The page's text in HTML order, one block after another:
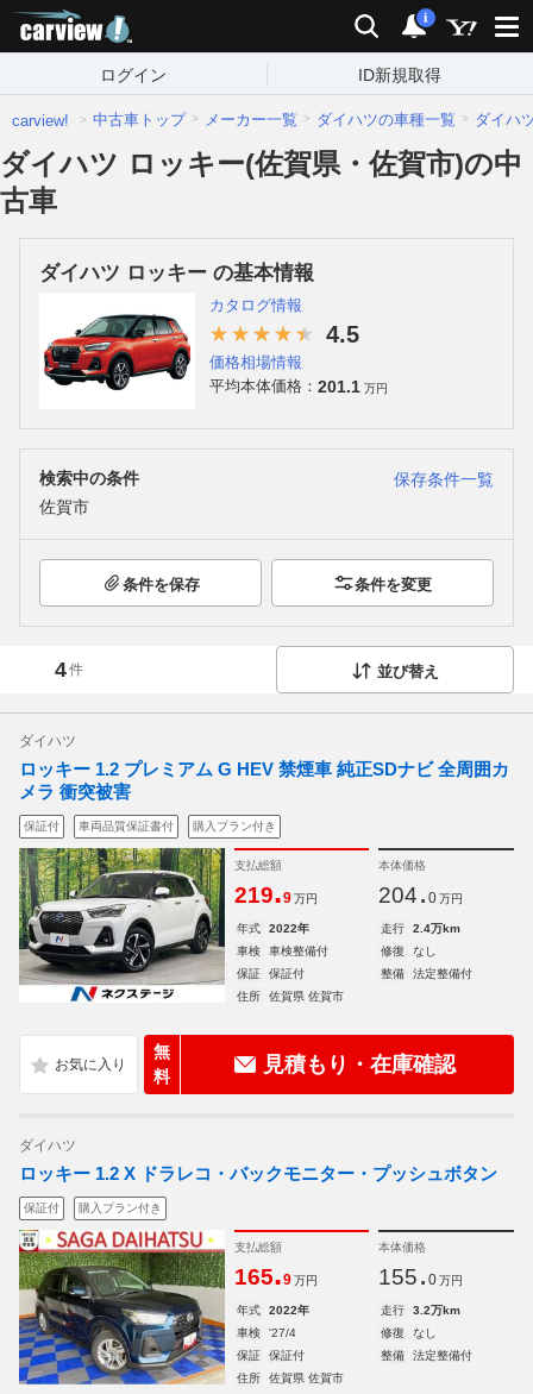
検索 通知
i
ログイン ID新規取得
carview! 中古車トップ メーカー一覧 ダイハツの車種一覧 ダイハ
ダイハツ ロッキー(佐賀県・佐賀市)の中
古車
ダイハツ ロッキー の基本情報
カタログ情報
4.5
価格相場情報
平均本体価格： 201.1 万円
検索中の条件
保存条件一覧
佐賀市
条件を保存 条件を変更
4件 並び替え
ダイハツ
ロッキー 1.2 プレミアム G HEV 禁煙車 純正SDナビ 全周囲カ
メラ 衝突被害
保証付 車両品質保証書付 購入プラン付き
支払総額
219.9 万円
本体価格
204. 0 万円
年式 2022年 走行
2.4万km
車検
車検整備付 修復
なし
保証
保証付 整備
法定整備付
住所
佐賀県 佐賀市
無
料
見積もり・在庫確認
ダイハツ
ロッキー 1.2 X ドラレコ・バックモニター・プッシュボタン
保証付 購入プラン付き
支払総額
165.9 万円
本体価格
155. 0 万円
年式 2022年 走行
3.2万km
車検
'27/4 修復
なし
保証
保証付 整備
法定整備付
住所
佐賀県 佐賀市